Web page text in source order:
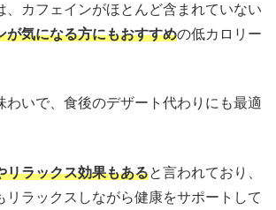
、カフェインがほとんど含まれていない
が気になる方にもおすすめの低カロリー
わいで、食後のデザート代わりにも最適
リラックス効果もあると言われており、
リラックスしながら健康をサポートして